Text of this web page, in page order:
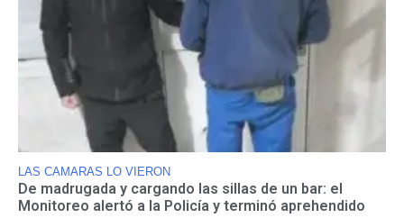
LAS CAMARAS LO VIERON
De madrugada y cargando las sillas de un bar: el
Monitoreo alertó a la Policía y terminó aprehendido